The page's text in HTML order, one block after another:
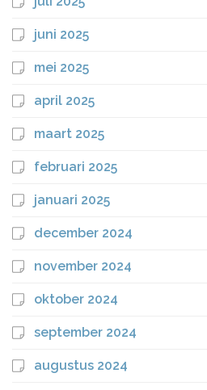
juni 2025
mei 2025
april 2025
maart 2025
februari 2025
januari 2025
december 2024
november 2024
oktober 2024
september 2024
augustus 2024